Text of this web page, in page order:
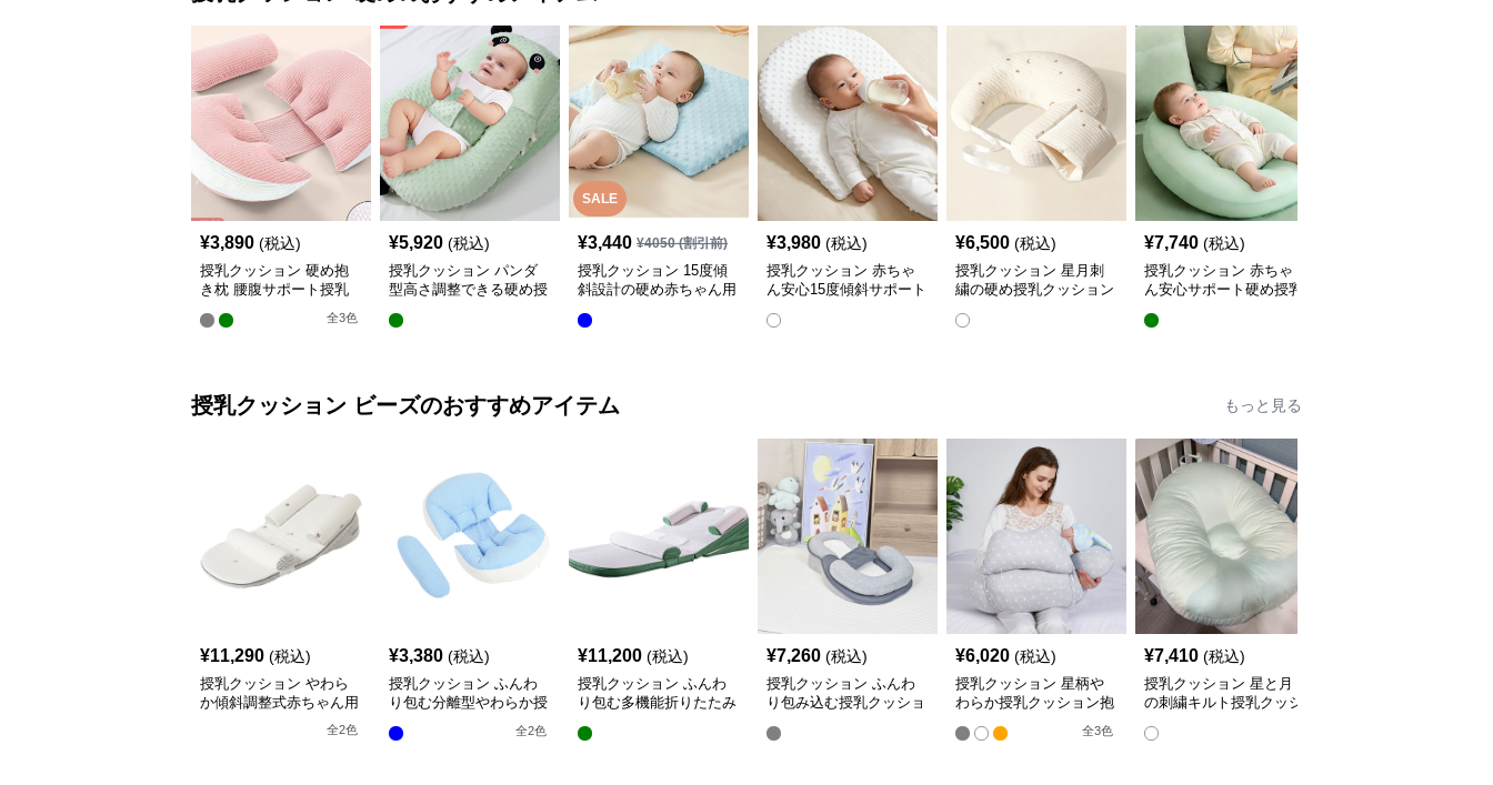
¥3,890 (税込)
授乳クッション 硬め抱
き枕 腰腹サポート授乳
全3色
¥5,920 (税込)
授乳クッション パンダ
型高さ調整できる硬め授
SALE
¥3,440 ¥4050(割引前)
授乳クッション 15度傾
斜設計の硬め赤ちゃん用
¥3,980 (税込)
授乳クッション 赤ちゃ
ん安心15度傾斜サポート
¥6,500 (税込)
授乳クッション 星月刺
繍の硬め授乳クッション
¥7,740 (税込)
授乳クッション 赤ちゃ
ん安心サポート硬め授乳
授乳クッション ビーズのおすすめアイテム もっと見る
¥11,290 (税込)
授乳クッション やわら
か傾斜調整式赤ちゃん用
全2色
¥3,380 (税込)
授乳クッション ふんわ
り包む分離型やわらか授
全2色
¥11,200 (税込)
授乳クッション ふんわ
り包む多機能折りたたみ
¥7,260 (税込)
授乳クッション ふんわ
り包み込む授乳クッショ
¥6,020 (税込)
授乳クッション 星柄や
わらか授乳クッション抱
き枕兼用多機能タイプ
全3色
¥7,410 (税込)
授乳クッション 星と月
の刺繍キルト授乳クッシ